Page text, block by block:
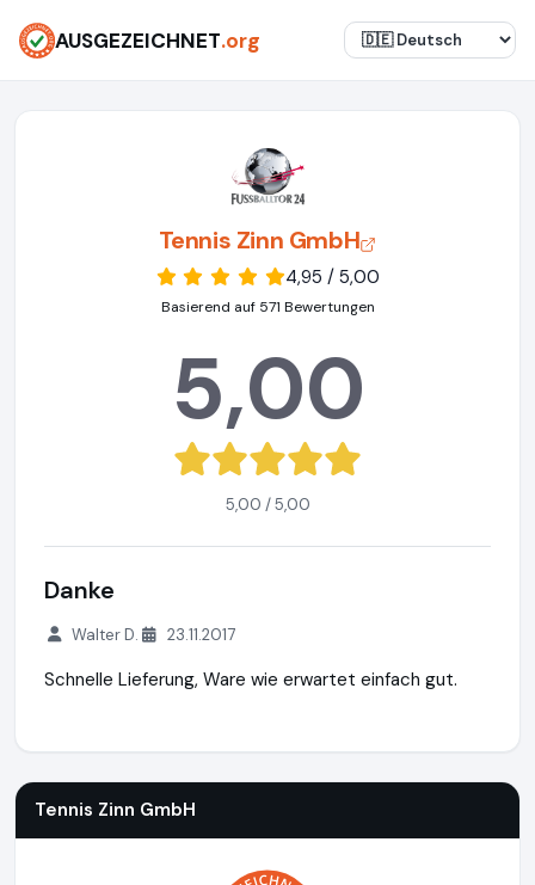
AUSGEZEICHNET.org
Tennis Zinn GmbH
4,95 / 5,00
Basierend auf 571 Bewertungen
5,00
5,00 / 5,00
Danke
Walter D. 23.11.2017
Schnelle Lieferung, Ware wie erwartet einfach gut.
Tennis Zinn GmbH